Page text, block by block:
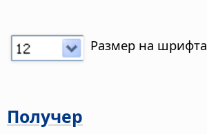
Размер на шрифта
Получер